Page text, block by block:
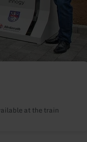
at the train